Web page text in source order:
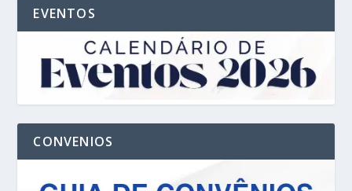
EVENTOS
CONVENIOS